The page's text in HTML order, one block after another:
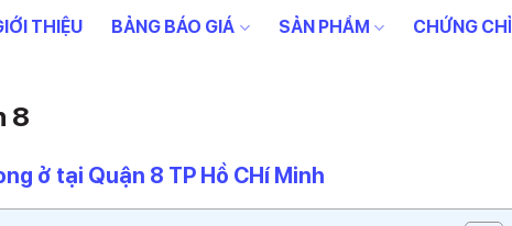
THIỆU BẢNG BÁO GIÁ SẢN PHẨM CHỨNG CHỈ
8
ở tại Quận 8 TP Hồ CHí Minh